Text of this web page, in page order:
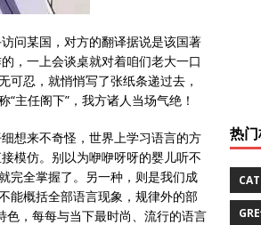
问某国，对方的翻译据说是该国著
，一上会谈桌就对着咱们老大一口
可忍，就悄悄写了张纸条递过去，
主任阁下”，我方诸人当场气绝！
想来不奇怪，世界上学习语言的方
模仿。别以为咿咿呀呀的婴儿听不
完全掌握了。另一种，则是我们成
能概括全部语言现象，规律外的部
色，每每与当下最时尚、流行的语言
热